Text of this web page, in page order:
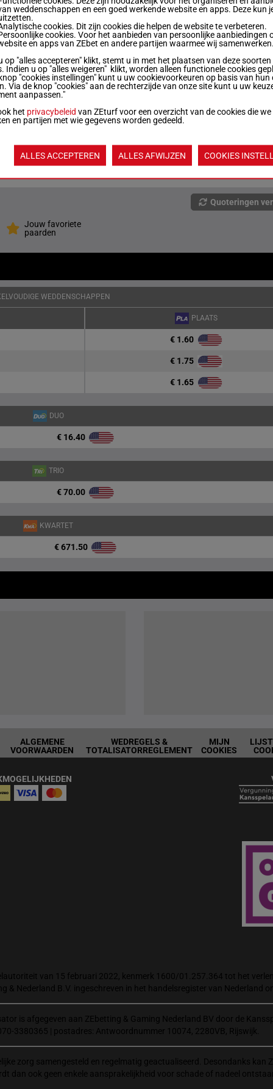
56 kg 3p 1p 6p 4p (20) 5p 6
56 kg 5p 2p 1p 1p 10p 7
55 kg 2p 5p 8p 2p 3p
Quoteringen
Jouw favoriete
paarden
WEDDENSCHAPPEN
PLAATS
€ 1.60
€ 1.75
€ 1.65
DUO
€ 16.40
TRIO
€ 70.00
KWARTET
€ 671.50
ALGEMENE
VOORWAARDEN
WEDREGELS &
TOTALISATORREGLEMENT
MIJN
COOKIES
van 15 februari 2022, kenmerk 1600/01.257.364 tot het
& Nederland B.V. ingeschreven in het handelsregister van Nederland
is afgegeven aan ZEbetting & Gaming Nederland BV door de
3380365 | postadres: Antwoordnummer 10074, 2280VB, Rijswijk.
zorg samengesteld en regelmatig geactualiseerd. Desondanks kan
dan ook geen enkele aansprakelijkheid voor schade of nadeel
weddenschappen en een goed werkende website en apps. Deze kun
cookies. Dit zijn cookies die helpen de website te verbeteren.
cookies. Voor het aanbieden van persoonlijke aanbiedingen
en apps van ZEbet en andere partijen waarmee wij
op "alles accepteren" klikt, stemt u in met het plaatsen van deze soorten
Indien u op "alles weigeren" klikt, worden alleen functionele cookies
"cookies instellingen" kunt u uw cookievoorkeuren op basis van hun
Via de knop "cookies" aan de rechterzijde van onze site kunt u uw
aanpassen."
het privacybeleid van ZEturf voor een overzicht van de cookies die we
en partijen met wie gegevens worden gedeeld.
ALLES ACCEPTEREN ALLES AFWIJZEN COOKIES